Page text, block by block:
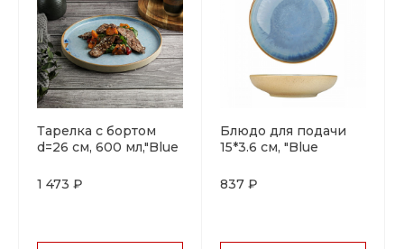
Тарелка с бортом
d=26 см, 600 мл,"Blue
Cuisine
1 473 ₽
Блюдо для подачи
15*3.6 см, "Blue
Cuisine
837 ₽